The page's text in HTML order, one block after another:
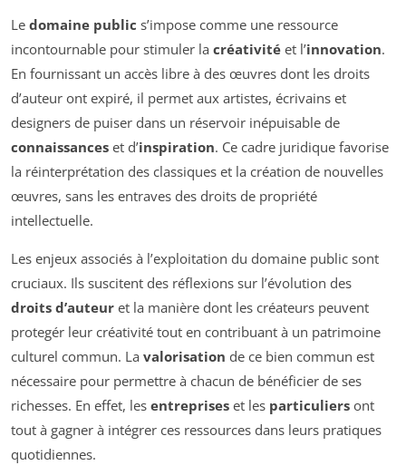
Le domaine public s’impose comme une ressource
incontournable pour stimuler la créativité et l’innovation.
En fournissant un accès libre à des œuvres dont les droits
d’auteur ont expiré, il permet aux artistes, écrivains et
designers de puiser dans un réservoir inépuisable de
connaissances et d’inspiration. Ce cadre juridique favorise
la réinterprétation des classiques et la création de nouvelles
œuvres, sans les entraves des droits de propriété
intellectuelle.
Les enjeux associés à l’exploitation du domaine public sont
cruciaux. Ils suscitent des réflexions sur l’évolution des
droits d’auteur et la manière dont les créateurs peuvent
protegér leur créativité tout en contribuant à un patrimoine
culturel commun. La valorisation de ce bien commun est
nécessaire pour permettre à chacun de bénéficier de ses
richesses. En effet, les entreprises et les particuliers ont
tout à gagner à intégrer ces ressources dans leurs pratiques
quotidiennes.